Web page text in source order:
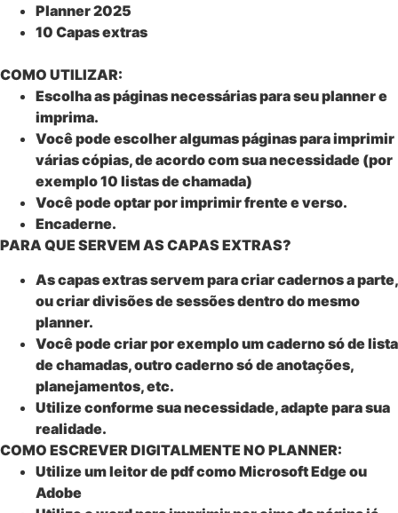
Planner 2025
10 Capas extras
COMO UTILIZAR:
Escolha as páginas necessárias para seu planner e
imprima.
Você pode escolher algumas páginas para imprimir
várias cópias, de acordo com sua necessidade (por
exemplo 10 listas de chamada)
Você pode optar por imprimir frente e verso.
Encaderne.
PARA QUE SERVEM AS CAPAS EXTRAS?
As capas extras servem para criar cadernos a parte,
ou criar divisões de sessões dentro do mesmo
planner.
Você pode criar por exemplo um caderno só de lista
de chamadas, outro caderno só de anotações,
planejamentos, etc.
Utilize conforme sua necessidade, adapte para sua
realidade.
COMO ESCREVER DIGITALMENTE NO PLANNER:
Utilize um leitor de pdf como Microsoft Edge ou
Adobe